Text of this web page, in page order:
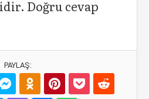
Doğru cevap
PAYLAŞ: